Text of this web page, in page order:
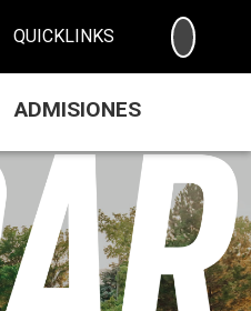
QUICKLINKS
ADMISIONES